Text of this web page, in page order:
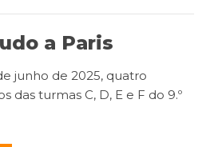
a Paris
junho de 2025, quatro
das turmas C, D, E e F do 9.º